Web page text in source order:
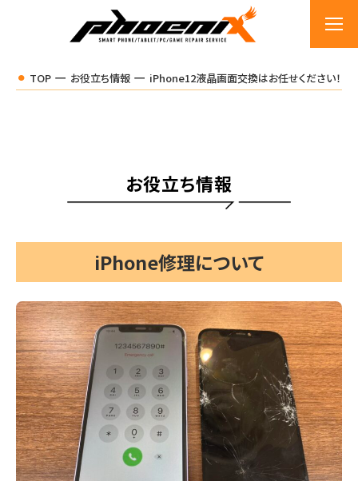
TOP お役立ち情報 iPhone12液晶画面交換はお任せください！
お役立ち情報
iPhone修理について